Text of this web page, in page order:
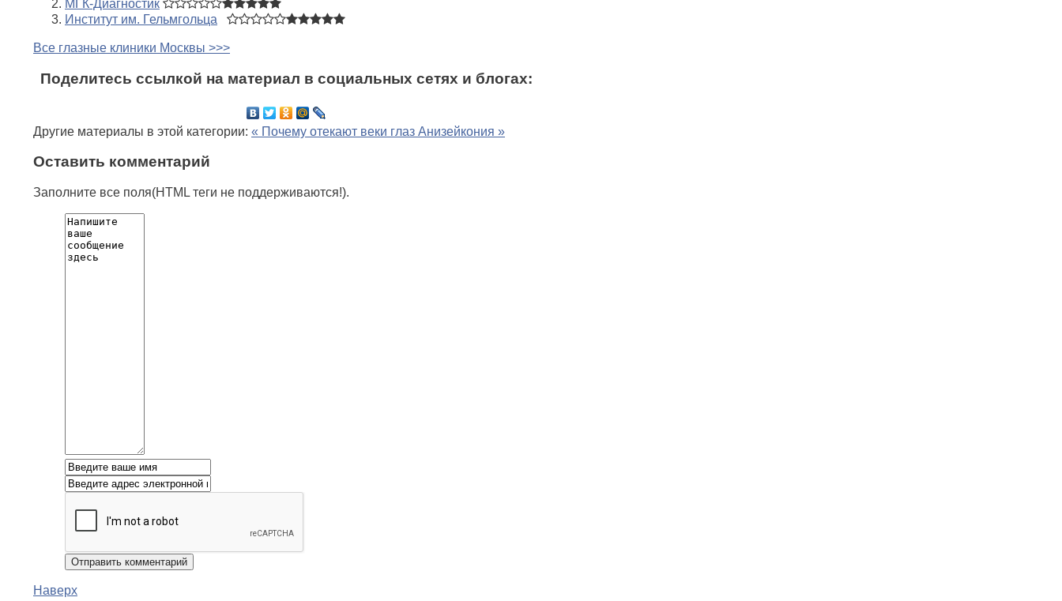
МГК-Диагностик
Институт им. Гельмгольца
Все глазные клиники Москвы >>>
Поделитесь ссылкой на материал в социальных сетях и блогах:
Другие материалы в этой категории: « Почему отекают веки глаз Анизейкония »
Оставить комментарий
Заполните все поля(HTML теги не поддерживаются!).
Наверх